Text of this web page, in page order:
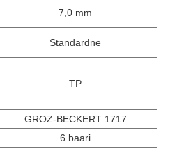
7,0 mm
Standardne
TP
GROZ-BECKERT 1717
6 baari